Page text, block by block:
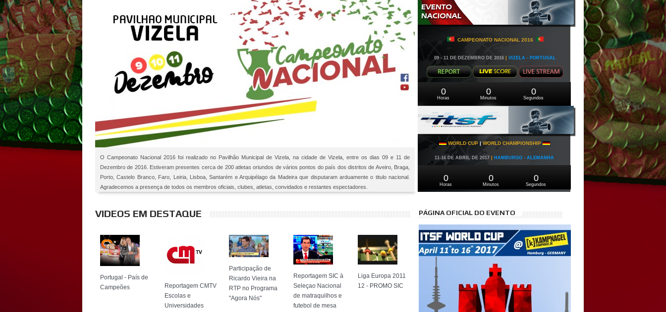
» Campeonato Nacional 2015 - Vencedores do Individual
O Campeonato Nacional 2016 foi realizado no Pavilhão Municipal de Vizela, na cidade de Vizela, entre os dias 09 e 11 de
Dezembro de 2016. Estiveram presentes cerca de 200 atletas oriundos de vários pontos do país dos distritos de Aveiro, Braga,
Porto, Castelo Branco, Faro, Leiria, Lisboa, Santarém e Arquipélago da Madeira que disputaram arduamente o titulo nacional.
Agradecemos a presença de todos os membros oficiais, clubes, atletas, convidados e restantes espectadores.
VIDEOS EM DESTAQUE
Portugal - País de
Campeões
Reportagem CMTV
Escolas e
Universidades
Participação de
Ricardo Vieira na
RTP no Programa
"Agora Nós"
Reportagem SIC à
Seleçao Nacional
de matraquilhos e
futebol de mesa
Liga Europa 2011
12 - PROMO SIC
CAMPEONATO NACIONAL 2016
09 - 11 DE DEZEMBRO DE 2016 VIZELA - PORTUGAL
0
Horas
0
Minutos
0
Segundos
WORLD CUP | WORLD CHAMPIONSHIP
11-16 DE ABRIL DE 2017 HAMBURGO - ALEMANHA
0
Horas
0
Minutos
0
Segundos
PÁGINA OFICIAL DO EVENTO